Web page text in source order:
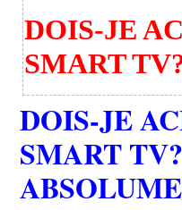
DOIS-JE
SMART
DOIS-JE
SMART TV?